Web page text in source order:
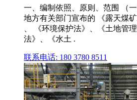
一、编制依照、原则、范围 （
地方有关部门宣布的 《露天煤
、 《环境保护法》、《土地管
法》、《水土 .
联系电话: 180 3780 8511